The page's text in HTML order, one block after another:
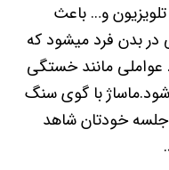
و… باعث
در بدن فرد میشود که
عواملی مانند خستگی
با گوی سنگ
جلسه خودتان شاهد